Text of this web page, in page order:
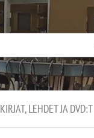
KIRJAT, LEHDET JA DVD:T